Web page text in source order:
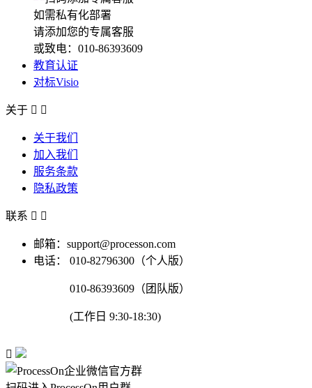
如需私有化部署
请添加您的专属客服
或致电：010-86393609
教育认证
对标Visio
关于  
关于我们
加入我们
服务条款
隐私政策
联系  
邮箱：support@processon.com
电话：
010-82796300（个人版）
010-86393609（团队版）
(工作日 9:30-18:30)
